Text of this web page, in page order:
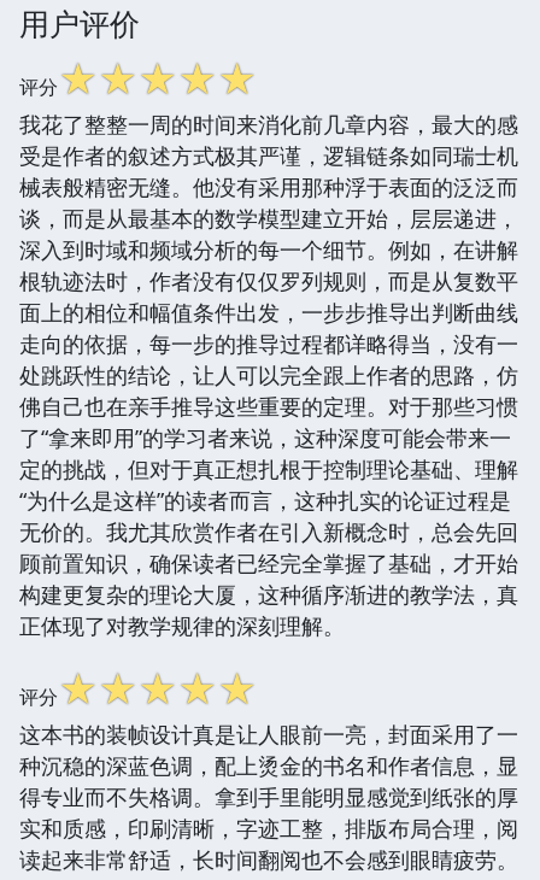
用户评价
评分☆☆☆☆☆
我花了整整一周的时间来消化前几章内容，最大的感
受是作者的叙述方式极其严谨，逻辑链条如同瑞士机
械表般精密无缝。他没有采用那种浮于表面的泛泛而
谈，而是从最基本的数学模型建立开始，层层递进，
深入到时域和频域分析的每一个细节。例如，在讲解
根轨迹法时，作者没有仅仅罗列规则，而是从复数平
面上的相位和幅值条件出发，一步步推导出判断曲线
走向的依据，每一步的推导过程都详略得当，没有一
处跳跃性的结论，让人可以完全跟上作者的思路，仿
佛自己也在亲手推导这些重要的定理。对于那些习惯
了“拿来即用”的学习者来说，这种深度可能会带来一
定的挑战，但对于真正想扎根于控制理论基础、理解
“为什么是这样”的读者而言，这种扎实的论证过程是
无价的。我尤其欣赏作者在引入新概念时，总会先回
顾前置知识，确保读者已经完全掌握了基础，才开始
构建更复杂的理论大厦，这种循序渐进的教学法，真
正体现了对教学规律的深刻理解。
评分☆☆☆☆☆
这本书的装帧设计真是让人眼前一亮，封面采用了一
种沉稳的深蓝色调，配上烫金的书名和作者信息，显
得专业而不失格调。拿到手里能明显感觉到纸张的厚
实和质感，印刷清晰，字迹工整，排版布局合理，阅
读起来非常舒适，长时间翻阅也不会感到眼睛疲劳。